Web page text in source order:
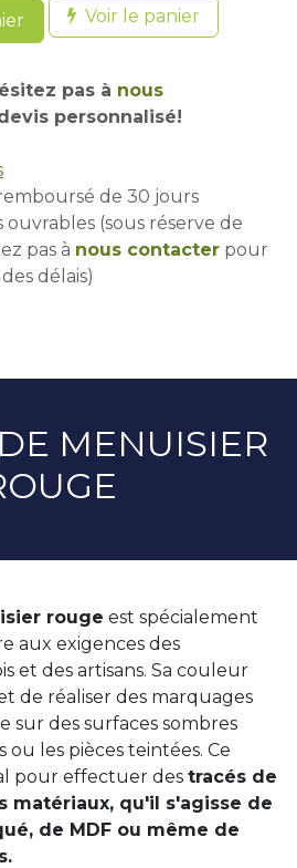
Voir le panier
pas à nous
personnalisé!
de 30 jours
(sous réserve de
pas à nous contacter pour
délais)
MENUISIER
rouge est spécialement
aux exigences des
et des artisans. Sa couleur
de réaliser des marquages
sur des surfaces sombres
les pièces teintées. Ce
pour effectuer des tracés de
matériaux, qu'il s'agisse de
de MDF ou même de